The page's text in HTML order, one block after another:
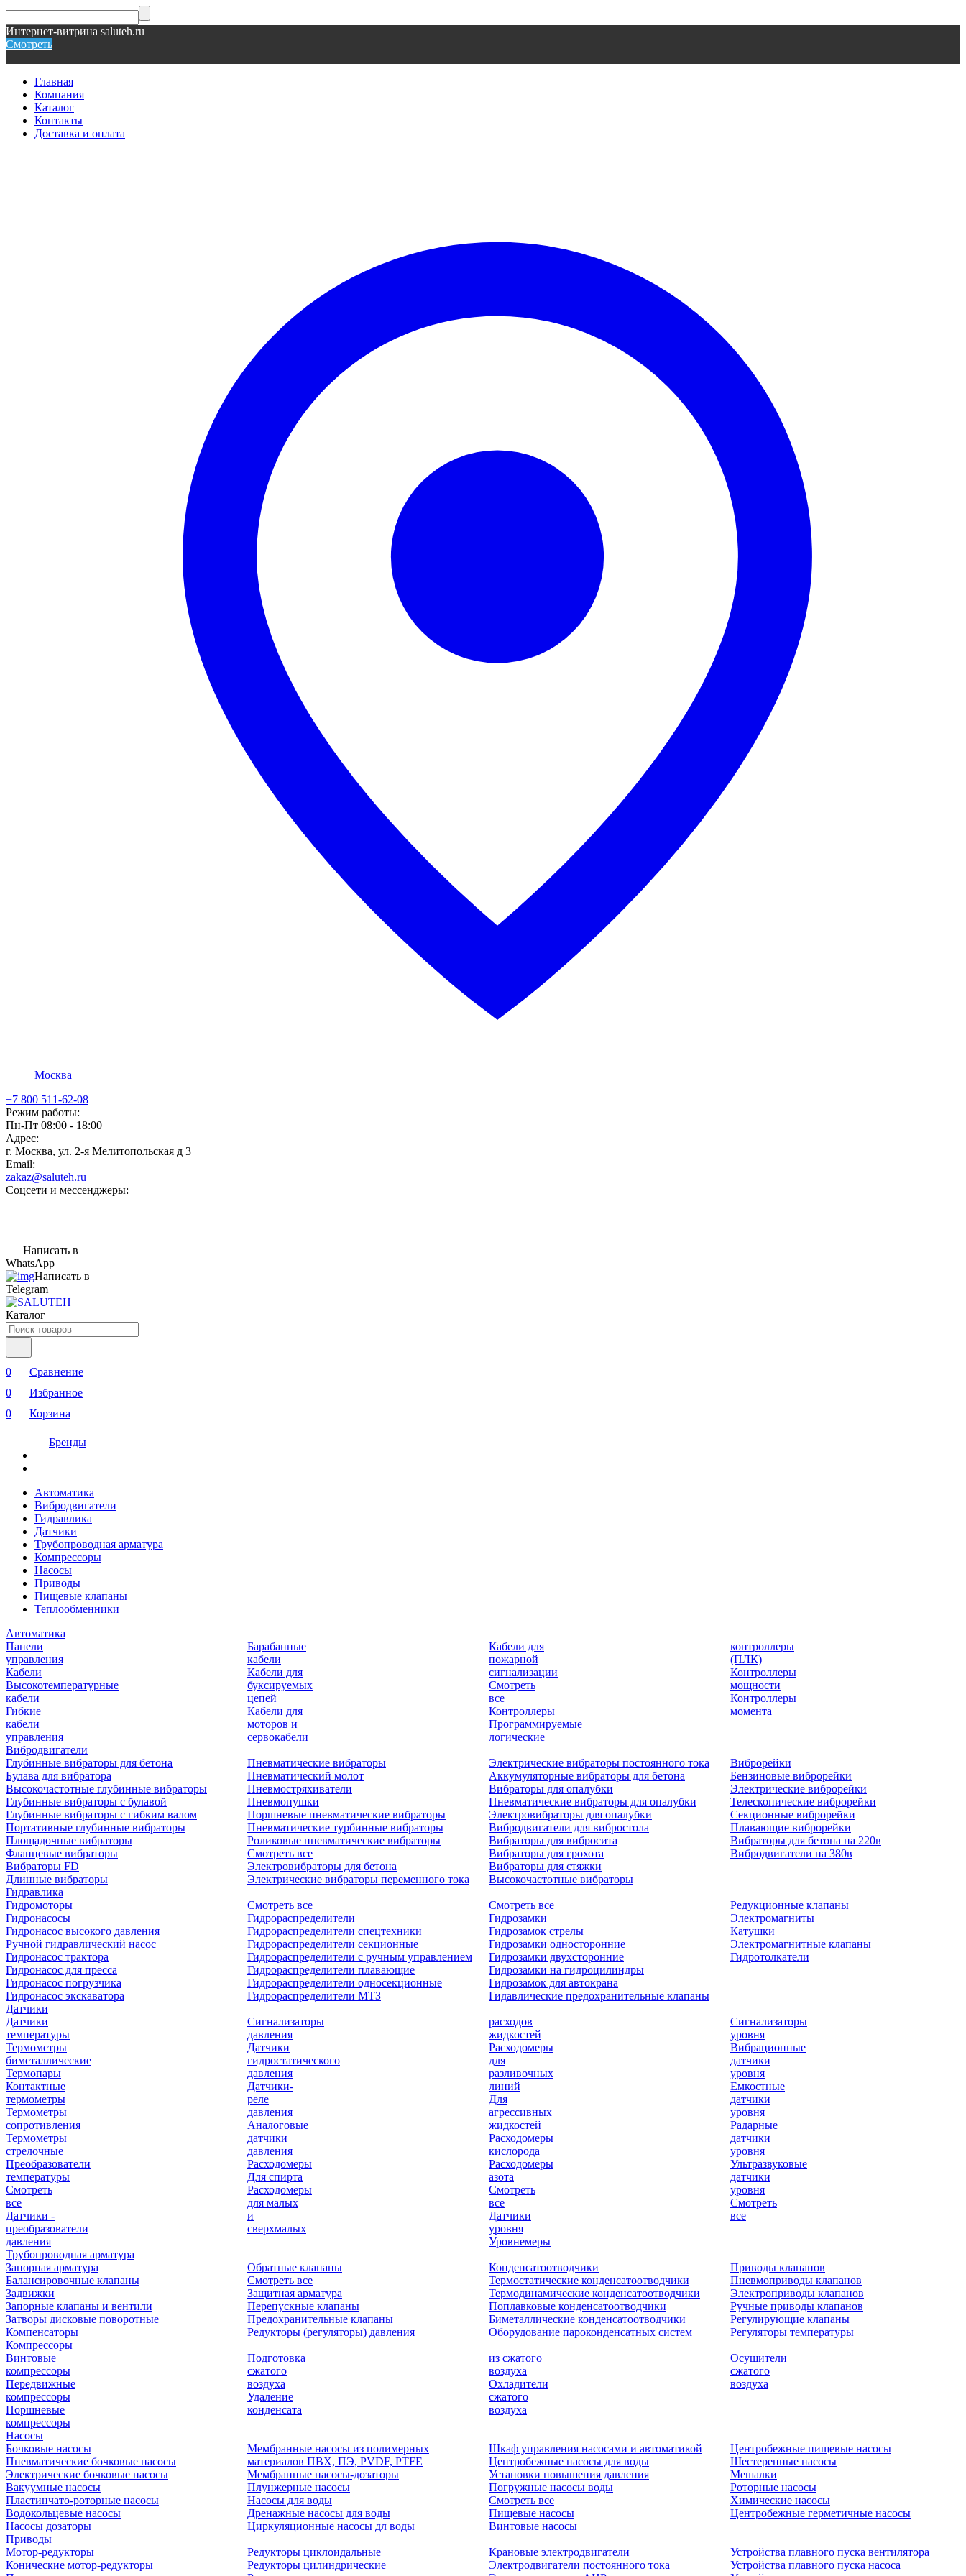
Интернет-витрина saluteh.ru
Смотреть
Главная
Компания
Каталог
Контакты
Доставка и оплата
Москва
+7 800 511-62-08
Режим работы:
Пн-Пт 08:00 - 18:00
Адрес:
г. Москва, ул. 2-я Мелитопольская д 3
Email:
zakaz@saluteh.ru
Соцсети и мессенджеры:
Написать в
WhatsApp
Написать в
Telegram
Каталог
0
Сравнение
0
Избранное
0
Корзина
Бренды
Автоматика
Вибродвигатели
Гидравлика
Датчики
Трубопроводная арматура
Компрессоры
Насосы
Приводы
Пищевые клапаны
Теплообменники
Автоматика
Панели
управления
Кабели
Высокотемпературные
кабели
Гибкие
кабели
управления
Барабанные
кабели
Кабели для
буксируемых
цепей
Кабели для
моторов и
сервокабели
Кабели для
пожарной
сигнализации
Смотреть
все
Контроллеры
Программируемые
логические
контроллеры
(ПЛК)
Контроллеры
мощности
Контроллеры
момента
Вибродвигатели
Глубинные вибраторы для бетона
Булава для вибратора
Высокочастотные глубинные вибраторы
Глубинные вибраторы с булавой
Глубинные вибраторы с гибким валом
Портативные глубинные вибраторы
Площадочные вибраторы
Фланцевые вибраторы
Вибраторы FD
Длинные вибраторы
Пневматические вибраторы
Пневматический молот
Пневмостряхиватели
Пневмопушки
Поршневые пневматические вибраторы
Пневматические турбинные вибраторы
Роликовые пневматические вибраторы
Смотреть все
Электровибраторы для бетона
Электрические вибраторы переменного тока
Электрические вибраторы постоянного тока
Аккумуляторные вибраторы для бетона
Вибраторы для опалубки
Пневматические вибраторы для опалубки
Электровибраторы для опалубки
Вибродвигатели для вибростола
Вибраторы для вибросита
Вибраторы для грохота
Вибраторы для стяжки
Высокочастотные вибраторы
Виброрейки
Бензиновые виброрейки
Электрические виброрейки
Телескопические виброрейки
Секционные виброрейки
Плавающие виброрейки
Вибраторы для бетона на 220в
Вибродвигатели на 380в
Гидравлика
Гидромоторы
Гидронасосы
Гидронасос высокого давления
Ручной гидравлический насос
Гидронасос трактора
Гидронасос для пресса
Гидронасос погрузчика
Гидронасос экскаватора
Смотреть все
Гидрораспределители
Гидрораспределители спецтехники
Гидрораспределители секционные
Гидрораспределители с ручным управлением
Гидрораспределители плавающие
Гидрораспределители односекционные
Гидрораспределители МТЗ
Смотреть все
Гидрозамки
Гидрозамок стрелы
Гидрозамки односторонние
Гидрозамки двухсторонние
Гидрозамки на гидроцилиндры
Гидрозамок для автокрана
Гидавлические предохранительные клапаны
Редукционные клапаны
Электромагниты
Катушки
Электромагнитные клапаны
Гидротолкатели
Датчики
Датчики
температуры
Термометры
биметаллические
Термопары
Контактные
термометры
Термометры
сопротивления
Термометры
стрелочные
Преобразователи
температуры
Смотреть
все
Датчики -
преобразователи
давления
Сигнализаторы
давления
Датчики
гидростатического
давления
Датчики-
реле
давления
Аналоговые
датчики
давления
Расходомеры
Для спирта
Расходомеры
для малых
и
сверхмалых
расходов
жидкостей
Расходомеры
для
разливочных
линий
Для
агрессивных
жидкостей
Расходомеры
кислорода
Расходомеры
азота
Смотреть
все
Датчики
уровня
Уровнемеры
Сигнализаторы
уровня
Вибрационные
датчики
уровня
Емкостные
датчики
уровня
Радарные
датчики
уровня
Ультразвуковые
датчики
уровня
Смотреть
все
Трубопроводная арматура
Запорная арматура
Балансировочные клапаны
Задвижки
Запорные клапаны и вентили
Затворы дисковые поворотные
Компенсаторы
Обратные клапаны
Смотреть все
Защитная арматура
Перепускные клапаны
Предохранительные клапаны
Редукторы (регуляторы) давления
Конденсатоотводчики
Термостатические конденсатоотводчики
Термодинамические конденсатоотводчики
Поплавковые конденсатоотводчики
Биметаллические конденсатоотводчики
Оборудование пароконденсатных систем
Приводы клапанов
Пневмоприводы клапанов
Электроприводы клапанов
Ручные приводы клапанов
Регулирующие клапаны
Регуляторы температуры
Компрессоры
Винтовые
компрессоры
Передвижные
компрессоры
Поршневые
компрессоры
Подготовка
сжатого
воздуха
Удаление
конденсата
из сжатого
воздуха
Охладители
сжатого
воздуха
Осушители
сжатого
воздуха
Насосы
Бочковые насосы
Пневматические бочковые насосы
Электрические бочковые насосы
Вакуумные насосы
Пластинчато-роторные насосы
Водокольцевые насосы
Насосы дозаторы
Мембранные насосы из полимерных
материалов ПВХ, ПЭ, PVDF, PTFE
Мембранные насосы-дозаторы
Плунжерные насосы
Насосы для воды
Дренажные насосы для воды
Циркуляционные насосы дл воды
Шкаф управления насосами и автоматикой
Центробежные насосы для воды
Установки повышения давления
Погружные насосы воды
Смотреть все
Пищевые насосы
Винтовые насосы
Центробежные пищевые насосы
Шестеренные насосы
Мешалки
Роторные насосы
Химические насосы
Центробежные герметичные насосы
Приводы
Мотор-редукторы
Конические мотор-редукторы
Редукторы циклоидальные
Редукторы цилиндрические
Крановые электродвигатели
Электродвигатели постоянного тока
Устройства плавного пуска вентилятора
Устройства плавного пуска насоса